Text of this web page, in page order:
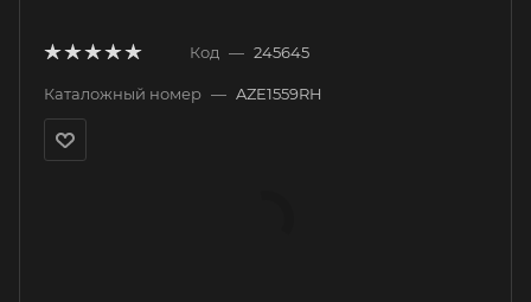
Код — 245645
Каталожный номер — AZE1559RH